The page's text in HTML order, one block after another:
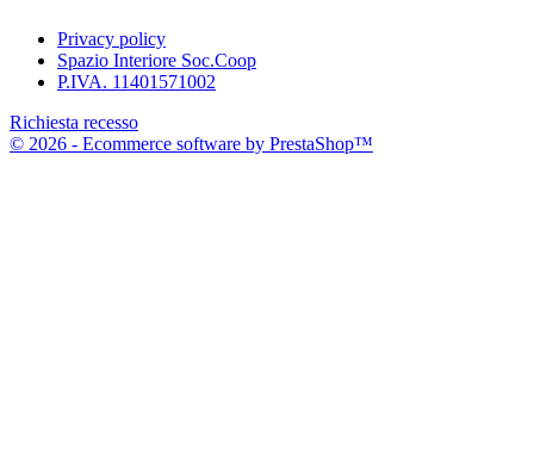
Privacy policy
Spazio Interiore Soc.Coop
P.IVA. 11401571002
Richiesta recesso
© 2026 - Ecommerce software by PrestaShop™